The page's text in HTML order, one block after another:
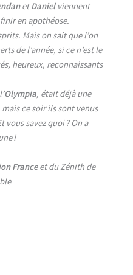
etDanielviennent
en apothéose.
Mais on sait que l’on
de l’année, si ce n’est le
heureux, reconnaissants
Olympia, était déjà une
ce soir ils sont venus
vous savez quoi ? On a
!
Franceet du Zénith de
.